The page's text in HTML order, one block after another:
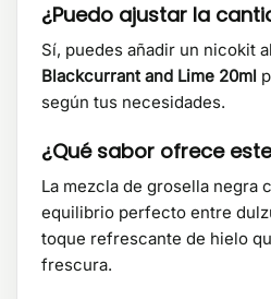
¿Puedo ajustar la
Sí, puedes añadir un nicokit al
Blackcurrant and Lime 20ml
según tus necesidades.
¿Qué sabor ofrece
La mezcla de grosella negra
equilibrio perfecto entre
toque refrescante de hielo
frescura.